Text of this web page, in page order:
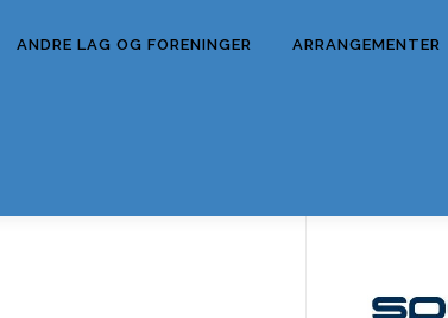
ANDRE LAG OG FORENINGER ARRANGEMENTER